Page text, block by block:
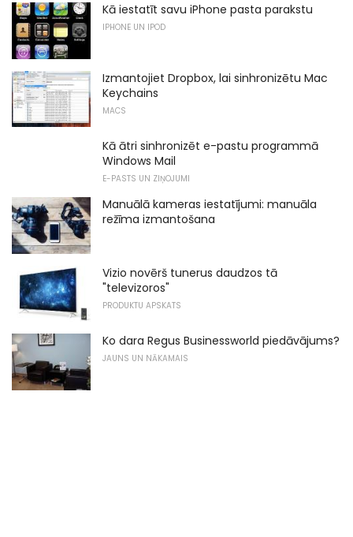
Kā iestatīt savu iPhone pasta parakstu
IPHONE UN IPOD
Izmantojiet Dropbox, lai sinhronizētu Mac
Keychains
MACS
Kā ātri sinhronizēt e-pastu programmā
Windows Mail
E-PASTS UN ZIŅOJUMI
Manuālā kameras iestatījumi: manuāla
režīma izmantošana
Vizio novērš tunerus daudzos tā
"televizoros"
PRODUKTU APSKATS
Ko dara Regus Businessworld piedāvājums?
JAUNS UN NĀKAMAIS